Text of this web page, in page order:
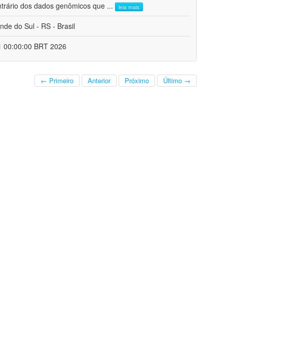
dos dados genômicos que ... leia mais
do Sul - RS - Brasil
00:00:00 BRT 2026
← Primeiro Anterior Próximo Último →